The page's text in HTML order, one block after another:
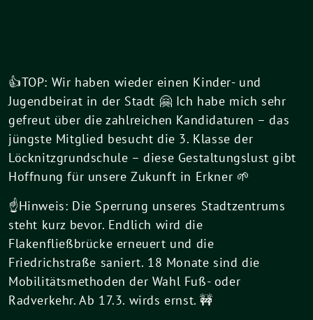
👍TOP: Wir haben wieder einen Kinder- und
Jugendbeirat in der Stadt 🤗 Ich habe mich sehr
gefreut über die zahlreichen Kandidaturen – das
jüngste Mitglied besucht die 3. Klasse der
Löcknitzgrundschule – diese Gestaltungslust gibt
Hoffnung für unsere Zukunft in Erkner 🌱
☝️Hinweis: Die Sperrung unseres Stadtzentrums
steht kurz bevor. Endlich wird die
Flakenfließbrücke erneuert und die
Friedrichstraße saniert. 18 Monate sind die
Mobilitätsmethoden der Wahl Fuß- oder
Radverkehr. Ab 17.3. wirds ernst. 🚧